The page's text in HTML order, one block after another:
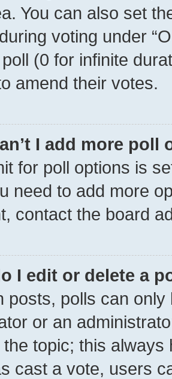
You can also set
voting under
(0 for infinite
amend their votes.
I add more poll
for poll options is
need to add more
contact the board
I edit or delete a
posts, polls can
or an
the topic; this
cast a vote, users